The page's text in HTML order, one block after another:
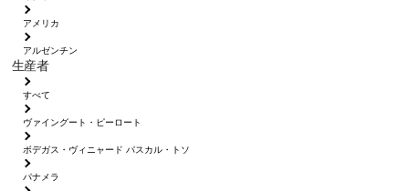
アメリカ
アルゼンチン
生産者
すべて
ヴァイングート・ピーロート
ボデガス・ヴィニャード パスカル・トソ
パナメラ